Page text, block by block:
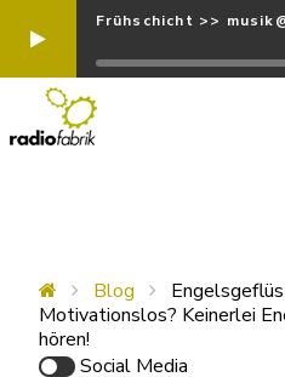
Frühschicht >>
Blog
Motivationslos? Keinerlei
hören!
Social Media